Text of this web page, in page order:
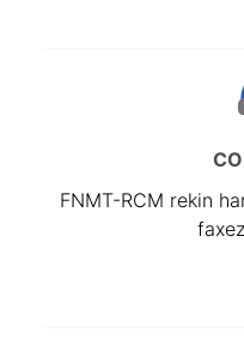
FNMT-RCM rekin